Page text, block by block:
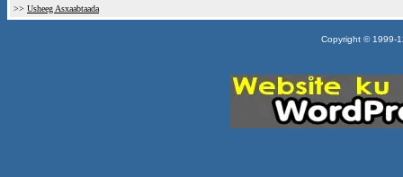
>> Usheeg Asxaabtaada
Copyright © 1999-